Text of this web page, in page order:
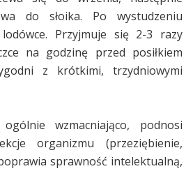
do słoika. Po wystudzeniu
Przyjmuje się 2-3 razy
na godzinę przed posiłkiem
z krótkimi, trzydniowymi
wzmacniająco, podnosi
organizmu (przeziębienie,
sprawność intelektualną,